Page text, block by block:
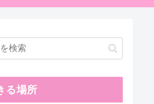
る場所